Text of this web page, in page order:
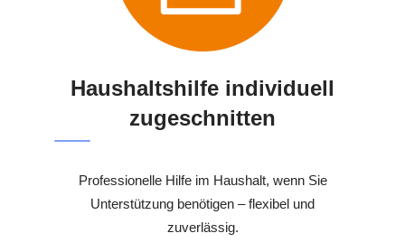
Haushaltshilfe individuell
zugeschnitten
Professionelle Hilfe im Haushalt, wenn Sie
Unterstützung benötigen – flexibel und
zuverlässig.